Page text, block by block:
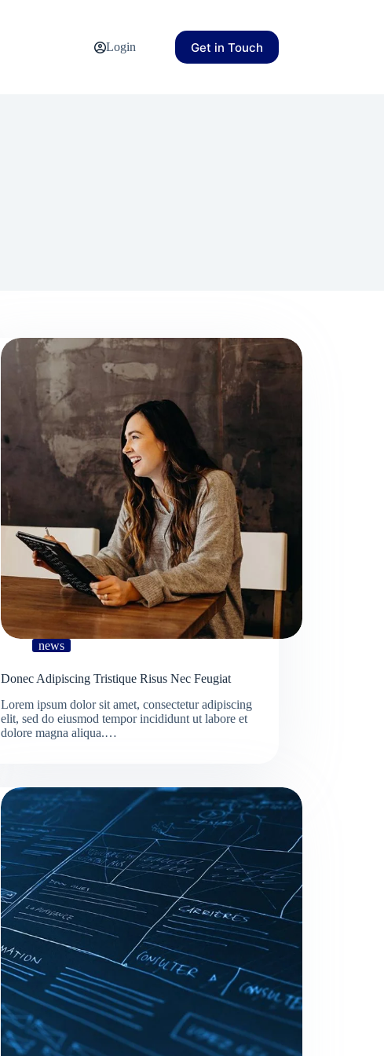
Login Get in Touch
news
Donec Adipiscing Tristique Risus Nec Feugiat
Lorem ipsum dolor sit amet, consectetur adipiscing
elit, sed do eiusmod tempor incididunt ut labore et
dolore magna aliqua.…